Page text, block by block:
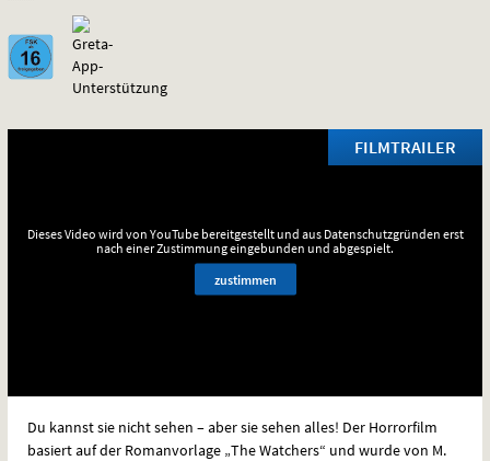
FILMTRAILER
Dieses Video wird von YouTube bereitgestellt und aus Datenschutzgründen erst
nach einer Zustimmung eingebunden und abgespielt.
zustimmen
Du kannst sie nicht sehen – aber sie sehen alles! Der Horrorfilm
basiert auf der Romanvorlage „The Watchers“ und wurde von M.